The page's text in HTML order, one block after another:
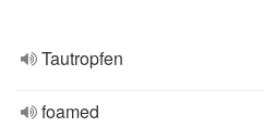
Tautropfen
foamed